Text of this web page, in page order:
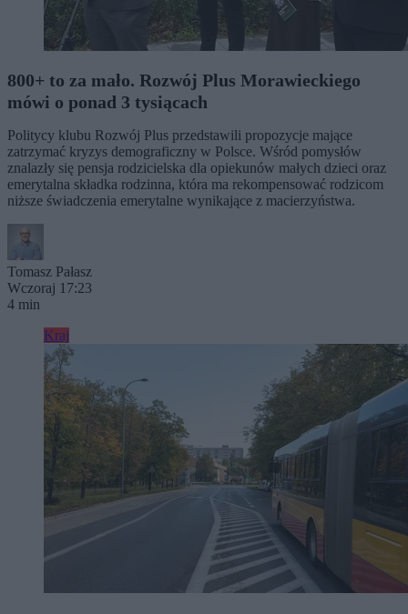
800+ to za mało. Rozwój Plus Morawieckiego
mówi o ponad 3 tysiącach
Politycy klubu Rozwój Plus przedstawili propozycje mające
zatrzymać kryzys demograficzny w Polsce. Wśród pomysłów
znalazły się pensja rodzicielska dla opiekunów małych dzieci oraz
emerytalna składka rodzinna, która ma rekompensować rodzicom
niższe świadczenia emerytalne wynikające z macierzyństwa.
Tomasz Pałasz
Wczoraj 17:23
4 min
Kraj